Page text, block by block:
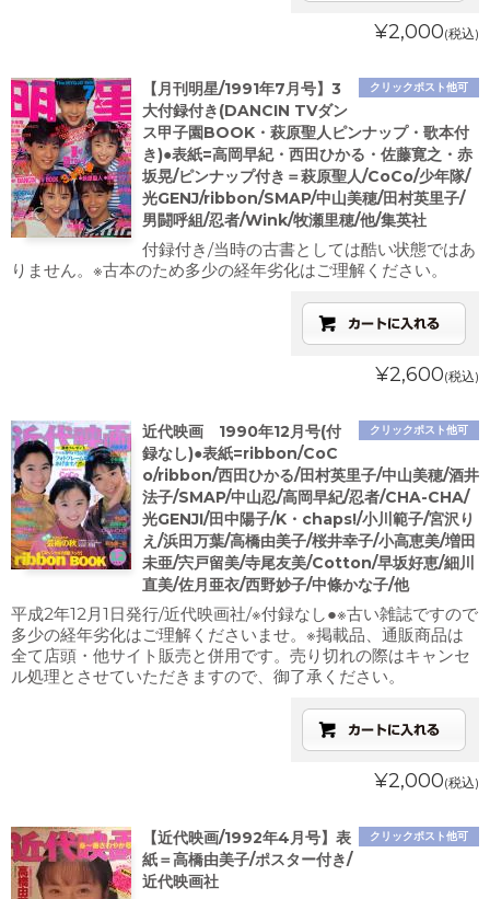
¥2,000(税込)
クリックポスト他可
【月刊明星/1991年7月号】3
大付録付き(DANCIN TVダン
ス甲子園BOOK・萩原聖人ピンナップ・歌本付
き)●表紙=高岡早紀・西田ひかる・佐藤寛之・赤
坂晃/ピンナップ付き＝萩原聖人/CoCo/少年隊/
光GENJ/ribbon/SMAP/中山美穂/田村英里子/
男闘呼組/忍者/Wink/牧瀬里穂/他/集英社
付録付き/当時の古書としては酷い状態ではあ
りません。※古本のため多少の経年劣化はご理解ください。
¥2,600(税込)
クリックポスト他可
近代映画 1990年12月号(付
録なし)●表紙=ribbon/CoC
o/ribbon/西田ひかる/田村英里子/中山美穂/酒井
法子/SMAP/中山忍/高岡早紀/忍者/CHA-CHA/
光GENJI/田中陽子/K・chaps!/小川範子/宮沢り
え/浜田万葉/高橋由美子/桜井幸子/小高恵美/増田
未亜/宍戸留美/寺尾友美/Cotton/早坂好恵/細川
直美/佐月亜衣/西野妙子/中條かな子/他
平成2年12月1日発行/近代映画社/※付録なし●※古い雑誌ですので
多少の経年劣化はご理解くださいませ。※掲載品、通販商品は
全て店頭・他サイト販売と併用です。売り切れの際はキャンセ
ル処理とさせていただきますので、御了承ください。
¥2,000(税込)
クリックポスト他可
【近代映画/1992年4月号】表
紙＝高橋由美子/ポスター付き/
近代映画社